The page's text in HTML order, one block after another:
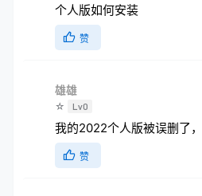
个人版如何安装
赞
雄雄
☆ Lv0
我的2022个人版被误删了
赞